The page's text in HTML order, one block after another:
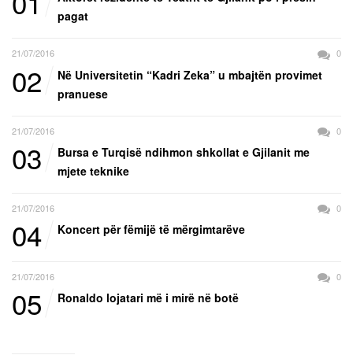
pagat
21/07/2016 0
02
Në Universitetin “Kadri Zeka” u mbajtën provimet
pranuese
21/07/2016 0
03
Bursa e Turqisë ndihmon shkollat e Gjilanit me
mjete teknike
21/07/2016 0
04 Koncert për fëmijë të mërgimtarëve
21/07/2016 0
05 Ronaldo lojatari më i mirë në botë